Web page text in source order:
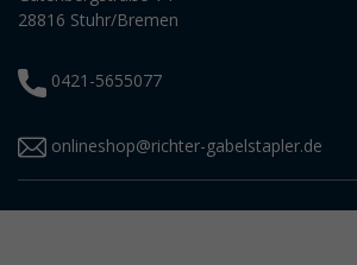
28816 Stuhr/Bremen
0421-5655077
onlineshop@richter-gabelstapler.de